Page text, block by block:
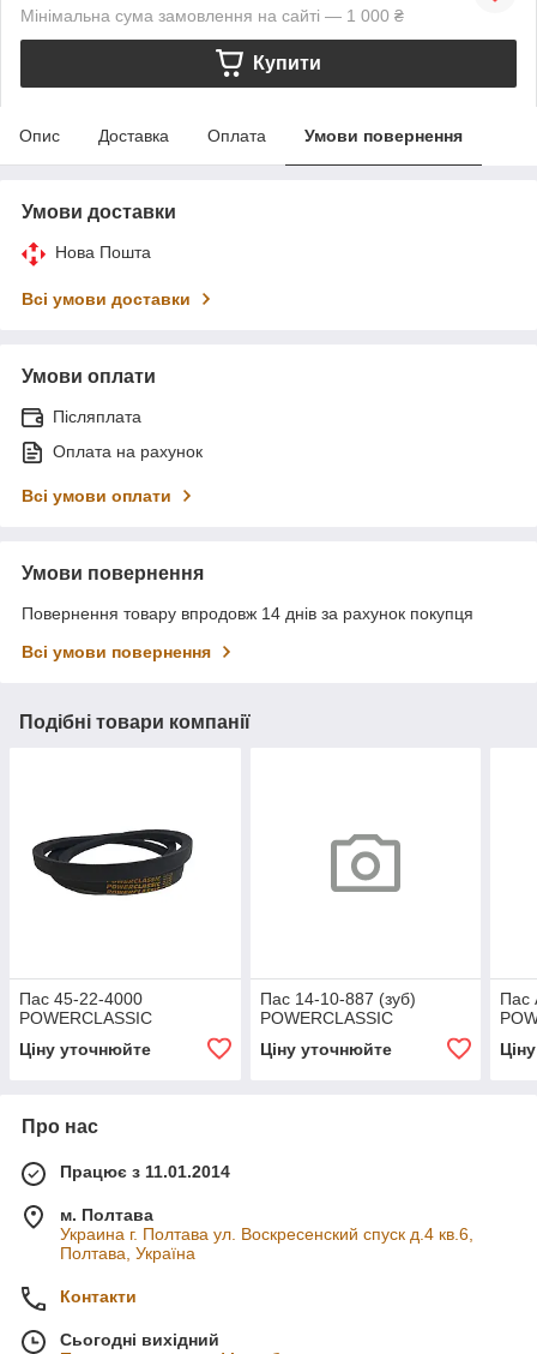
Мінімальна сума замовлення на сайті — 1 000 ₴
Купити
Опис Доставка Оплата Умови повернення
Умови доставки
Нова Пошта
Всі умови доставки
Умови оплати
Післяплата
Оплата на рахунок
Всі умови оплати
Умови повернення
Повернення товару впродовж 14 днів за рахунок покупця
Всі умови повернення
Подібні товари компанії
Пас 45-22-4000
POWERCLASSIC
Ціну уточнюйте
Пас 14-10-887 (зуб)
POWERCLASSIC
Ціну уточнюйте
Пас
Про нас
Працює з 11.01.2014
м. Полтава
Украина г. Полтава ул. Воскресенский спуск д.4 кв.6,
Полтава, Україна
Контакти
Сьогодні вихідний